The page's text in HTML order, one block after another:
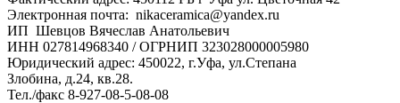
Электронная почта: nikaceramica@yandex.ru
ИП Шевцов Вячеслав Анатольевич
ИНН 027814968340 / ОГРНИП 323028000005980
Юридический адрес: 450022, г.Уфа, ул.Степана
Злобина, д.24, кв.28.
Тел./факс 8-927-08-5-08-08